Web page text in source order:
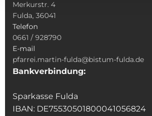
Merkurstr. 4
Fulda, 36041
Telefon
0661 / 928790
E-mail
pfarrei.martin-fulda@bistum-fulda.de
Bankverbindung:
Sparkasse Fulda
IBAN: DE75530501800041056824